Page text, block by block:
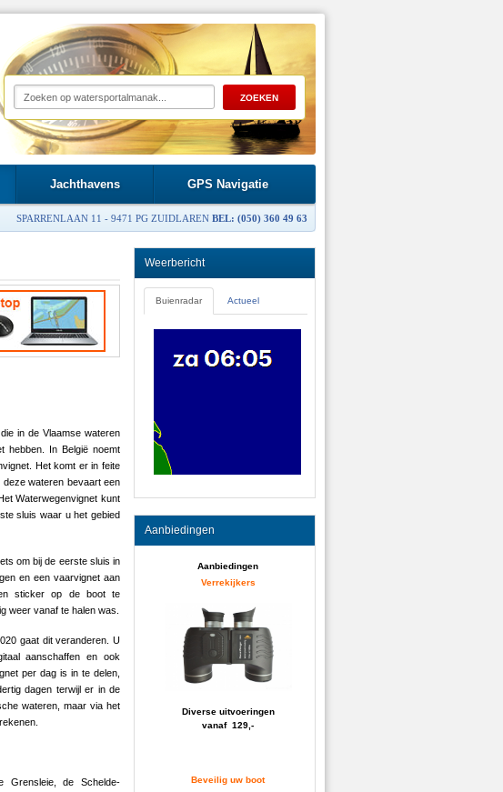
Jachthavens GPS Navigatie
SPARRENLAAN 11 - 9471 PG ZUIDLAREN BEL: (050) 360 49 63
in de Vlaamse wateren
hebben. In België noemt
Het komt er in feite
wateren bevaart een
Waterwegenvignet kunt
sluis waar u het gebied
om bij de eerste sluis in
en een vaarvignet aan
sticker op de boot te
weer vanaf te halen was.
gaat dit veranderen. U
aanschaffen en ook
per dag is in te delen,
dagen terwijl er in de
wateren, maar via het
Grensleie, de Schelde-
Weerbericht
Buienradar Actueel
Aanbiedingen
Aanbiedingen
Verrekijkers
Diverse uitvoeringen
vanaf 129,-
Beveilig uw boot